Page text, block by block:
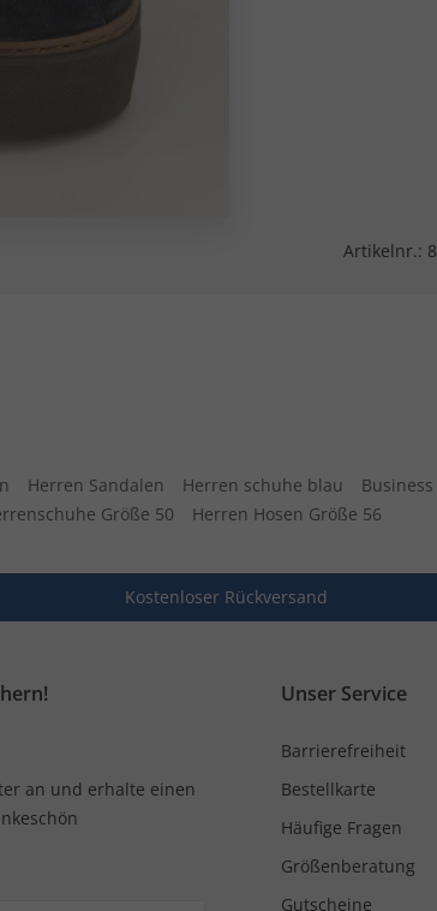
Artikelnr.:
Herren Sandalen Herren schuhe blau
Größe 50 Herren Hosen Größe 56
Kostenloser Rückversand
an und erhalte einen
Unser Service
Barrierefreiheit
Bestellkarte
Häufige Fragen
Größenberatung
Gutscheine